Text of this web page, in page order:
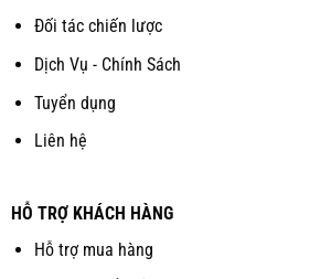
Đối tác chiến lược
Dịch Vụ - Chính Sách
Tuyển dụng
Liên hệ
HỖ TRỢ KHÁCH HÀNG
Hỗ trợ mua hàng